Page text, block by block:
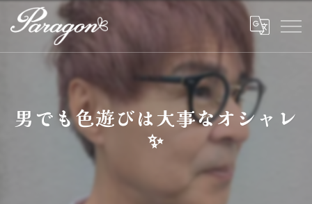
男でも色遊びは大事なオシャレ
✨